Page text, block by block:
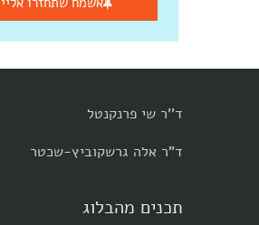
ד''ר שי פרנקנטל
ד"ר אלה גרשקוביץ-שכטר
תכנים מהבלוג